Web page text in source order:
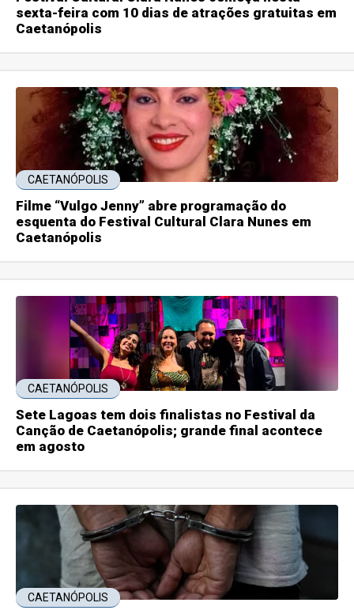
sexta-feira com 10 dias de atrações gratuitas em
Caetanópolis
CAETANÓPOLIS
Filme “Vulgo Jenny” abre programação do
esquenta do Festival Cultural Clara Nunes em
Caetanópolis
CAETANÓPOLIS
Sete Lagoas tem dois finalistas no Festival da
Canção de Caetanópolis; grande final acontece
em agosto
CAETANÓPOLIS